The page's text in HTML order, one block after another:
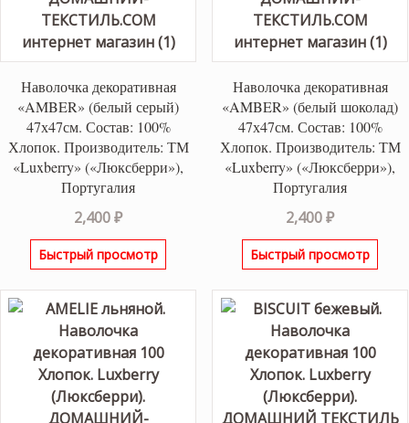
Наволочка декоративная
«AMBER» (белый серый)
47х47см. Состав: 100%
Хлопок. Производитель: ТМ
«Luxberry» («Люксберри»),
Португалия
2,400₽
Быстрый просмотр
Наволочка декоративная
«AMBER» (белый шоколад)
47х47см. Состав: 100%
Хлопок. Производитель: ТМ
«Luxberry» («Люксберри»),
Португалия
2,400₽
Быстрый просмотр